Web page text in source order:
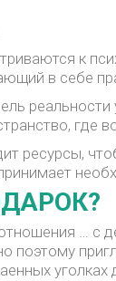
к
в себе
ресурсы,
… с
поэтому
уголках